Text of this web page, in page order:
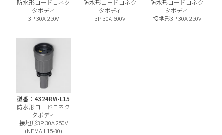
防水形コードコネク
タボディ
3P 30A 250V
防水形コードコネク
タボディ
3P 30A 600V
防水形コードコネク
タボディ
接地形3P 30A 250V
型番：4324RW-L15
防水形コードコネク
タボディ
接地形3P 30A 250V
(NEMA L15-30)